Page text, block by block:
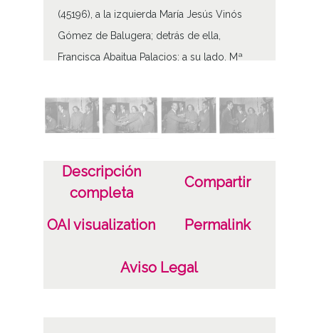
(45196), a la izquierda María Jesús Vinós
Gómez de Balugera; detrás de ella,
Francisca Abaitua Palacios; a su lado, Mª
Tipo de contenido
Fotográfico
Fecha
19520101
Descripción
completa
Compartir
OAI visualization Permalink
Aviso Legal